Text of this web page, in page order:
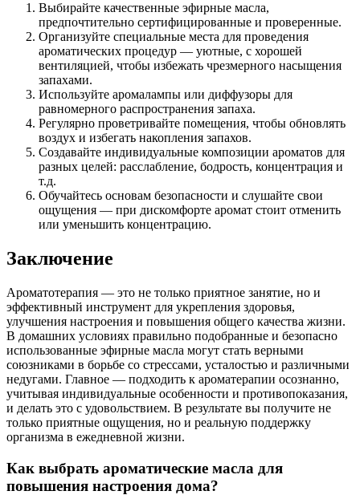
Выбирайте качественные эфирные масла,
предпочтительно сертифицированные и проверенные.
Организуйте специальные места для проведения
ароматических процедур — уютные, с хорошей
вентиляцией, чтобы избежать чрезмерного насыщения
запахами.
Используйте аромалампы или диффузоры для
равномерного распространения запаха.
Регулярно проветривайте помещения, чтобы обновлять
воздух и избегать накопления запахов.
Создавайте индивидуальные композиции ароматов для
разных целей: расслабление, бодрость, концентрация и
т.д.
Обучайтесь основам безопасности и слушайте свои
ощущения — при дискомфорте аромат стоит отменить
или уменьшить концентрацию.
Заключение
Ароматотерапия — это не только приятное занятие, но и
эффективный инструмент для укрепления здоровья,
улучшения настроения и повышения общего качества жизни.
В домашних условиях правильно подобранные и безопасно
использованные эфирные масла могут стать верными
союзниками в борьбе со стрессами, усталостью и различными
недугами. Главное — подходить к ароматерапии осознанно,
учитывая индивидуальные особенности и противопоказания,
и делать это с удовольствием. В результате вы получите не
только приятные ощущения, но и реальную поддержку
организма в ежедневной жизни.
Как выбрать ароматические масла для
повышения настроения дома?